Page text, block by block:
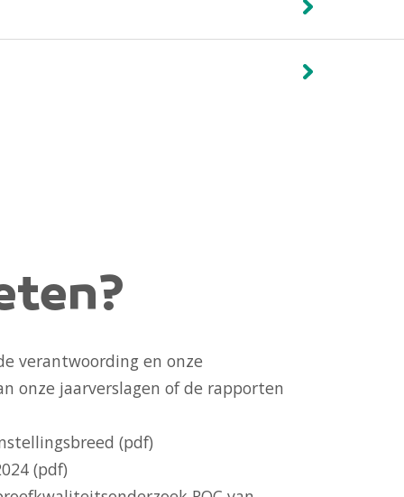
verantwoording en onze
onze jaarverslagen of de rapporten
(pdf)
(pdf)